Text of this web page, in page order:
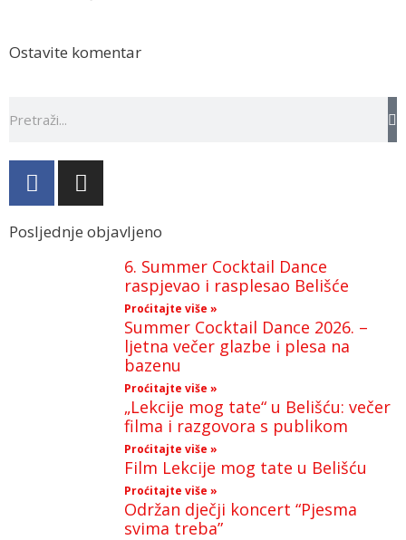
Ostavite komentar
Posljednje objavljeno
6. Summer Cocktail Dance
raspjevao i rasplesao Belišće
Proćitajte više »
Summer Cocktail Dance 2026. –
ljetna večer glazbe i plesa na
bazenu
Proćitajte više »
„Lekcije mog tate“ u Belišću: večer
filma i razgovora s publikom
Proćitajte više »
Film Lekcije mog tate u Belišću
Proćitajte više »
Održan dječji koncert “Pjesma
svima treba”